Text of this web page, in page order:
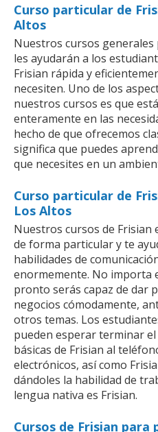
Curso particular de
Altos
Nuestros cursos
les ayudarán a los
Frisian rápida y
necesiten. Uno de los
nuestros cursos es que
enteramente en las
hecho de que ofrecemos
significa que puedes
que necesites en un
Curso particular de
Los Altos
Nuestros cursos de Frisian
de forma particular y te
habilidades de
enormemente. No importa
pronto serás capaz de dar
negocios cómodamente,
otros temas. Los
pueden esperar terminar
básicas de Frisian al
electrónicos, así como
dándoles la habilidad de
lengua nativa es Frisian.
Cursos de Frisian para